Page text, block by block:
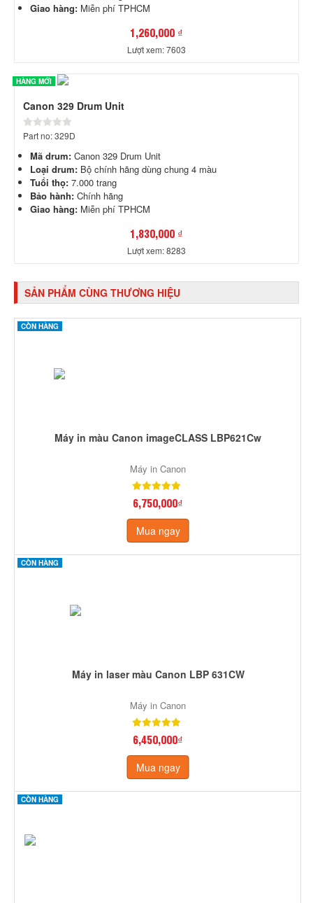
Giao hàng: Miễn phí TPHCM
1,260,000 ₫
Lượt xem: 7603
HÀNG MỚI
Canon 329 Drum Unit
Part no: 329D
Mã drum: Canon 329 Drum Unit
Loại drum: Bộ chính hãng dùng chung 4 màu
Tuổi thọ: 7.000 trang
Bảo hành: Chính hãng
Giao hàng: Miễn phí TPHCM
1,830,000 ₫
Lượt xem: 8283
SẢN PHẨM CÙNG THƯƠNG HIỆU
CÒN HÀNG
Máy in màu Canon imageCLASS LBP621Cw
Máy in Canon
6,750,000₫
Mua ngay
CÒN HÀNG
Máy in laser màu Canon LBP 631CW
Máy in Canon
6,450,000₫
Mua ngay
CÒN HÀNG